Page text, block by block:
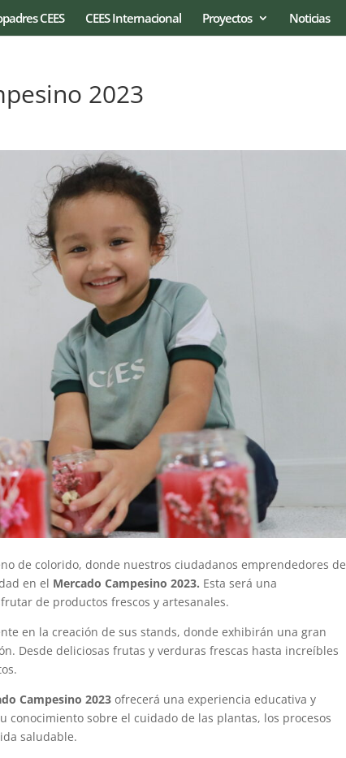
CEES CEES Internacional Proyectos Noticias
2023
de colorido, donde nuestros ciudadanos emprendedores de
en el Mercado Campesino 2023. Esta será una
de productos frescos y artesanales.
en la creación de sus stands, donde exhibirán una gran
Desde deliciosas frutas y verduras frescas hasta increíbles
Campesino 2023 ofrecerá una experiencia educativa y
sobre el cuidado de las plantas, los procesos
saludable.